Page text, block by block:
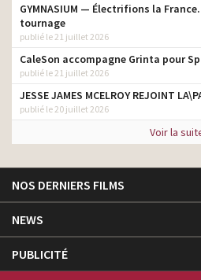
GYMNASIUM — Électrifions la
tournage
publié le 21 juillet 2026
CaleSon accompagne Grinta pour
publié le 21 juillet 2026
JESSE JAMES MCELROY REJOINT
publié le 20 juillet 2026
Voir la
NOS DERNIERS FILMS
NEWS
PUBLICITÉ